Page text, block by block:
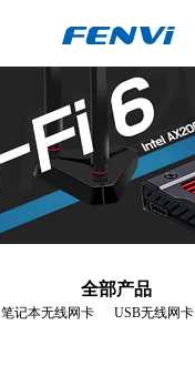
全部产品
笔记本无线网卡 USB无线网卡